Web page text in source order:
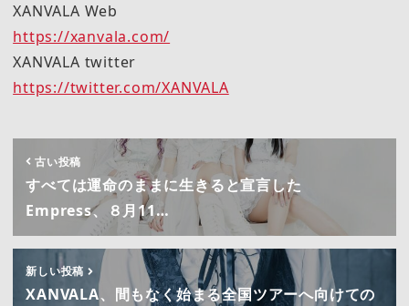
XANVALA Web
https://xanvala.com/
XANVALA twitter
https://twitter.com/XANVALA
古い投稿
すべては運命のままに生きると宣言した
Empress、８月11…
新しい投稿
XANVALA、間もなく始まる全国ツアーへ向けての